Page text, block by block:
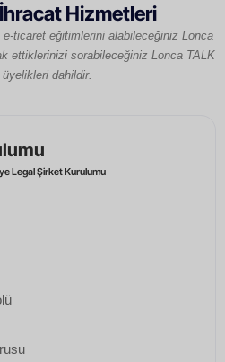
Hizmetleri
ticaret eğitimlerini alabileceğiniz Lonca
ettiklerinizi sorabileceğiniz Lonca TALK
dahildir.
Legal Şirket Kurulumu